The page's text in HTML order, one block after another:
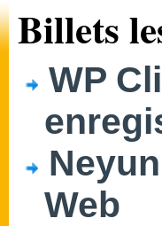
Billets
WP
Web